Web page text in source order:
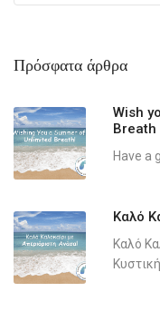
Πρόσφατα άρθρα
Wish
Breath
Have a
Καλό
Καλό